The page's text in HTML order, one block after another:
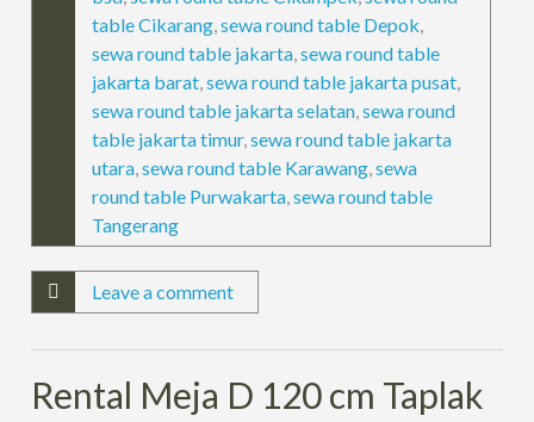
table Cikarang,sewa round table Depok,
sewa round table jakarta,sewa round table
jakarta barat,sewa round table jakarta pusat,
sewa round table jakarta selatan,sewa round
table jakarta timur,sewa round table jakarta
utara,sewa round table Karawang,sewa
round table Purwakarta,sewa round table
Tangerang
Leave a comment
Rental Meja D 120 cm Taplak